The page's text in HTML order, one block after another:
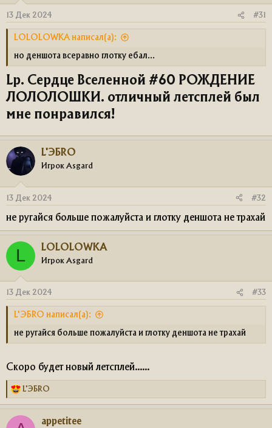
13 Дек 2024 #31
LOLOLOWKA написал(а):
но деншота всеравно глотку ебал...
Lp. Сердце Вселенной #60 РОЖДЕНИЕ
ЛОЛОЛОШКИ. отличный летсплей был
мне понравился!​
L'ЭБRO
Игрок Asgard
13 Дек 2024 #32
не ругайся больше пожалуйста и глотку деншота не трахай
L LOLOLOWKA
Игрок Asgard
13 Дек 2024 #33
L'ЭБRO написал(а):
не ругайся больше пожалуйста и глотку деншота не трахай
Скоро будет новый летсплей......
Р
L'ЭБRO
appetitee